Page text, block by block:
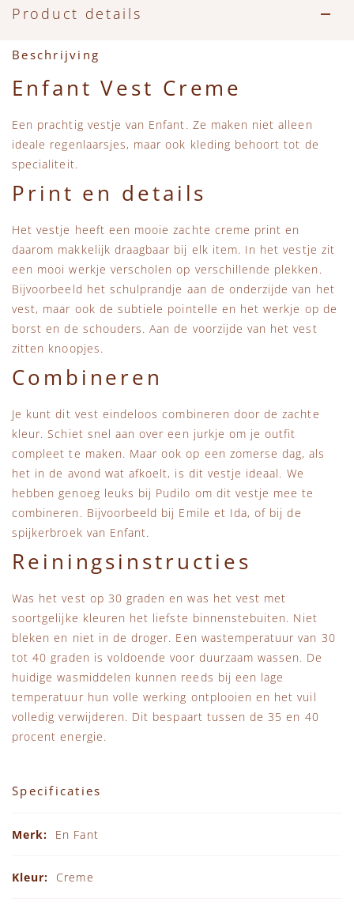
Accessoires
Zwemkleding
Zwemkleding
Feestkleding
Speelgoed
Beren, Speendoekjes en Knuffeldoekjes
Tassen
Verzorgingsproducten
MarMar Copenhagen
Mini Rodini
+1 in the family
New Balance
Play Up
Sproet & Sprout
Tiny Cottons
Product details
Beschrijving
Enfant Vest Creme
Een prachtig vestje van Enfant. Ze maken niet alleen
ideale regenlaarsjes, maar ook kleding behoort tot de
specialiteit.
Print en details
Het vestje heeft een mooie zachte creme print en
daarom makkelijk draagbaar bij elk item. In het vestje zit
een mooi werkje verscholen op verschillende plekken.
Bijvoorbeeld het schulprandje aan de onderzijde van het
vest, maar ook de subtiele pointelle en het werkje op de
borst en de schouders. Aan de voorzijde van het vest
zitten knoopjes.
Combineren
Je kunt dit vest eindeloos combineren door de zachte
kleur. Schiet snel aan over een jurkje om je outfit
compleet te maken. Maar ook op een zomerse dag, als
het in de avond wat afkoelt, is dit vestje ideaal. We
hebben genoeg leuks bij Pudilo om dit vestje mee te
combineren. Bijvoorbeeld bij Emile et Ida, of bij de
spijkerbroek van Enfant.
Reiningsinstructies
Was het vest op 30 graden en was het vest met
soortgelijke kleuren het liefste binnenstebuiten. Niet
bleken en niet in de droger. Een wastemperatuur van 30
tot 40 graden is voldoende voor duurzaam wassen. De
huidige wasmiddelen kunnen reeds bij een lage
temperatuur hun volle werking ontplooien en het vuil
volledig verwijderen. Dit bespaart tussen de 35 en 40
procent energie.
Specificaties
En Fant
Creme